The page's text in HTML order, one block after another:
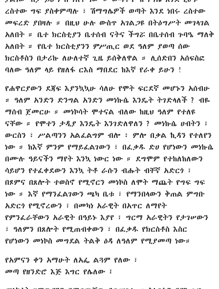
ረስተው ግፍ ያስቀምጣሉ ፣ ሽማግሌዎች ወጣት እንደ ነበሩ ረስተው
መፍረድ ያበዛሉ ። በዚህ ሁሉ ውስጥ አገልጋዩ በትዕግሥት መገላገል
አለበት ። ቤተ ክርስቲያን ቤተሰብ ናትና ችግሯ በቤተሰብ ጉባዔ ማለቅ
አለበት ። የቤተ ክርስቲያንን ምሥጢር ወደ ዓለም ያወጣ ሰው
ክርስቶስን በታሪኩ ለሁለተኛ ጊዜ ይሰቅለዋል ። ሊሰድበን አሰፍስፎ
ባለው ዓለም ላይ የዘለፋ ርእስ ማበደር ከእኛ የራቀ ይሁን !
የሐዋርያውን ደጃፍ እያንኳኳሁ ሳለሁ የሞት ፍርደኛ መሆኑን አሰብሁ
። ዓለም አንድን ድንግል አንድን መነኩሴ እንዴት ትገድላለች ? ብዬ
ማሰብ ጀመርሁ ። መነኮሳት ሞተናል ብለው ከዚህ ዓለም የተለዩ
ናቸው ። የሞተን ታዲያ እንዴት እንገድለዋለን ? መነኩሴ ሀብትን ፣
ውርስን ፣ ሥልጣንን አልፈልግም ብሎ ፣ ምሎ በቃል ኪዳን የተለየን
ነው ። ከእኛ ምንም የማይፈልገውን ፣ በፈቃዱ ድሀ የሆነውን መነኩሴ
በሙሉ ዓይናችን ማየት እንኳ ነውር ነው ። ደግሞም የተከለከለውን
ሳይሆን የተፈቀደውን እንኳ ትቶ ራሱን ብሑት ብቸኛ አድርጎ ፣
በጾምና በጸሎት ተወስኖ የሚኖርን መነኮስ ለሞት ማጨት የግፍ ግፍ
ነው ። እኛ የማንፈልገውን ጫካ ቤቱ ፣ የማንበላውን ቅጠል ምግቡ
አድርጎ የሚኖረውን ፣ በመካነ አራዊት በአጥር ለማየት
የምንፈራቸውን አራዊት በዓይኑ እያየ ፣ ግርማ አራዊትን የታገሠውን
፣ ዓለምን በጸሎት የሚጠብቀውን ፣ በፈቃዱ የክርስቶስ እስር
የሆነውን መነኮስ መግደል ትልቅ ዕዳ ለዓለም የሚያመጣ ነው።
የአምናን ቀን አማሁት ለአፌ ልጓም የለው ፣
መጣ የዘንድሮ እጅ እግር የሌለው ፤